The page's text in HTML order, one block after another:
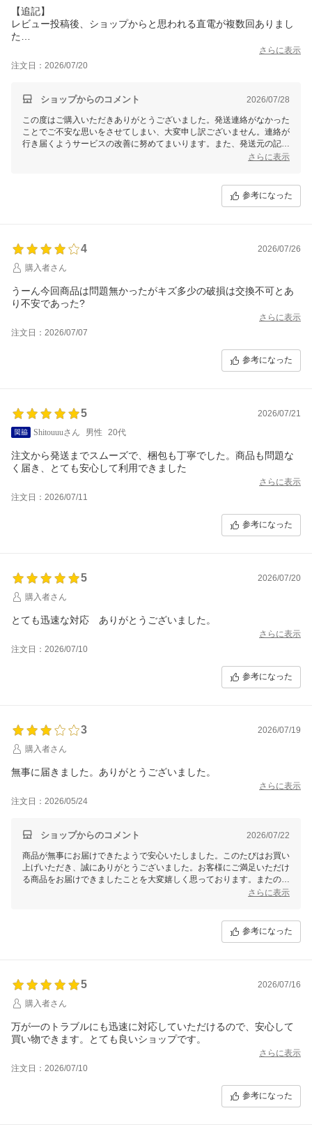
【追記】
レビュー投稿後、ショップからと思われる直電が複数回ありまし
た
当方は今回の大地震で被災した熊本県からの注文であり、住所等
で状況は察せられるはずですが、楽天市場公式のやり取り（問い
してくる姿勢に非常に怖さと不審感を抱きました
だと感じます
今後、同様の対応をされる方が減ることを願い、事実として追記
発送連絡無し、発送元が「ネット通販」で怪しい
さらに表示
注文日：2026/07/20
ショップからのコメント 2026/07/28
この度はご購入いただきありがとうございました。発送連絡がなかった
ことでご不安な思いをさせてしまい、大変申し訳ございません。連絡が
行き届くようサービスの改善に努めてまいります。また、発送元の記載
に関しましても不安を与える表記であった点、深くお詫び申し上げま
さらに商品がご期待に添えなかった件についても、心よりお詫びいたし
ます。商品の状態について問題がございました場合は、早急な対応をい
お客様にご満足いただけるお買い物体験を提供できるよう、商品の品質
管理やサービス体制の向上に努めてまいります。この度は貴重なご意見
をいただきありがとうございました。今後ともよろしくお願いいたしま
さらに表示
参考になった
4
2026/07/26
購入者さん
うーん今回商品は問題無かったがキズ多少の破損は交換不可とあ
り不安であった?
さらに表示
注文日：2026/07/07
参考になった
5
2026/07/21
Shitouuuさん
男性 20代
注文から発送までスムーズで、梱包も丁寧でした。商品も問題な
く届き、とても安心して利用できました
さらに表示
注文日：2026/07/11
参考になった
5
2026/07/20
購入者さん
とても迅速な対応 ありがとうございました。
さらに表示
注文日：2026/07/10
参考になった
3
2026/07/19
購入者さん
無事に届きました。ありがとうございました。
さらに表示
注文日：2026/05/24
ショップからのコメント 2026/07/22
商品が無事にお届けできたようで安心いたしました。このたびはお買い
上げいただき、誠にありがとうございました。お客様にご満足いただけ
る商品をお届けできましたことを大変嬉しく思っております。またのご
さらに表示
参考になった
5
2026/07/16
購入者さん
万が一のトラブルにも迅速に対応していただけるので、安心して
買い物できます。とても良いショップです。
さらに表示
注文日：2026/07/10
参考になった